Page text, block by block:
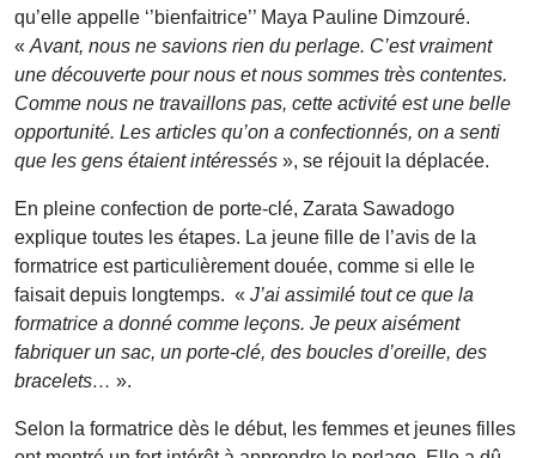
qu’elle appelle ‘’bienfaitrice’’ Maya Pauline Dimzouré.
« Avant, nous ne savions rien du perlage. C’est vraiment
une découverte pour nous et nous sommes très contentes.
Comme nous ne travaillons pas, cette activité est une belle
opportunité. Les articles qu’on a confectionnés, on a senti
que les gens étaient intéressés », se réjouit la déplacée.
En pleine confection de porte-clé, Zarata Sawadogo
explique toutes les étapes. La jeune fille de l’avis de la
formatrice est particulièrement douée, comme si elle le
faisait depuis longtemps. « J’ai assimilé tout ce que la
formatrice a donné comme leçons. Je peux aisément
fabriquer un sac, un porte-clé, des boucles d’oreille, des
bracelets… ».
Selon la formatrice dès le début, les femmes et jeunes filles